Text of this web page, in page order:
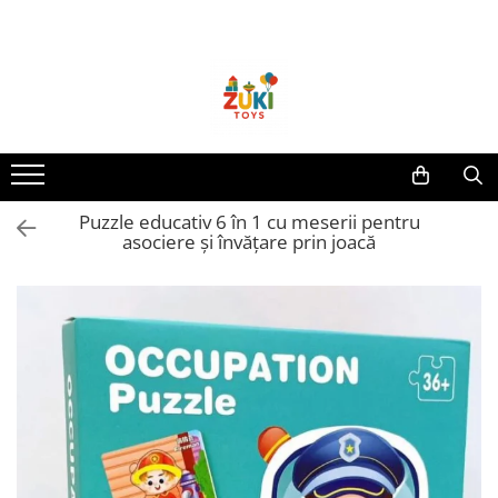
Pachete ZukiToys
Recomandari Zuki
Cadouri pentru Copii
Cadouri Aniversare
Cadouri sub 59 lei
Cadouri sub 99 lei
Cadouri sub 149 lei
Jucarii pe Varsta Copilului
0–12 luni
Puzzle educativ 6 în 1 cu meserii pentru
asociere și învățare prin joacă